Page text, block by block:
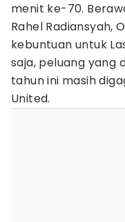
menit ke-70.
Rahel Radiansyah,
kebuntuan untuk
saja, peluang yang
tahun ini masih
United.